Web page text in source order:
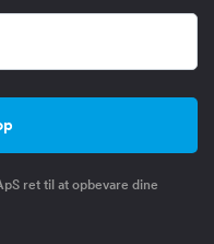
ret til at opbevare dine